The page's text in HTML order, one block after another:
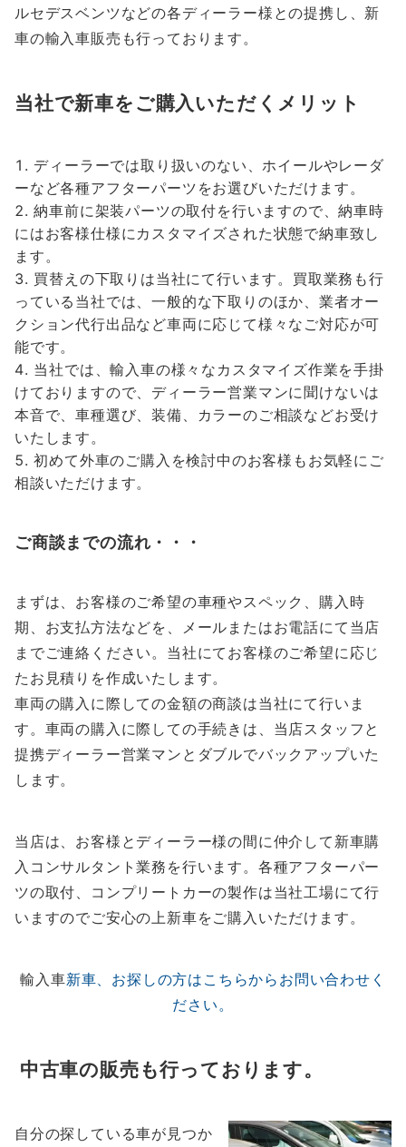
ルセデスベンツなどの各ディーラー様との提携し、新
車の輸入車販売も行っております。
当社で新車をご購入いただくメリット
ディーラーでは取り扱いのない、ホイールやレーダ
ーなど各種アフターパーツをお選びいただけます。
納車前に架装パーツの取付を行いますので、納車時
にはお客様仕様にカスタマイズされた状態で納車致し
ます。
買替えの下取りは当社にて行います。買取業務も行
っている当社では、一般的な下取りのほか、業者オー
クション代行出品など車両に応じて様々なご対応が可
能です。
当社では、輸入車の様々なカスタマイズ作業を手掛
けておりますので、ディーラー営業マンに聞けないは
本音で、車種選び、装備、カラーのご相談などお受け
いたします。
初めて外車のご購入を検討中のお客様もお気軽にご
相談いただけます。
ご商談までの流れ・・・
まずは、お客様のご希望の車種やスペック、購入時
期、お支払方法などを、メールまたはお電話にて当店
までご連絡ください。当社にてお客様のご希望に応じ
たお見積りを作成いたします。
車両の購入に際しての金額の商談は当社にて行いま
す。車両の購入に際しての手続きは、当店スタッフと
提携ディーラー営業マンとダブルでバックアップいた
します。
当店は、お客様とディーラー様の間に仲介して新車購
入コンサルタント業務を行います。各種アフターパー
ツの取付、コンプリートカーの製作は当社工場にて行
いますのでご安心の上新車をご購入いただけます。
輸入車新車、お探しの方はこちらからお問い合わせく
ださい。
中古車の販売も行っております。
自分の探している車が見つか